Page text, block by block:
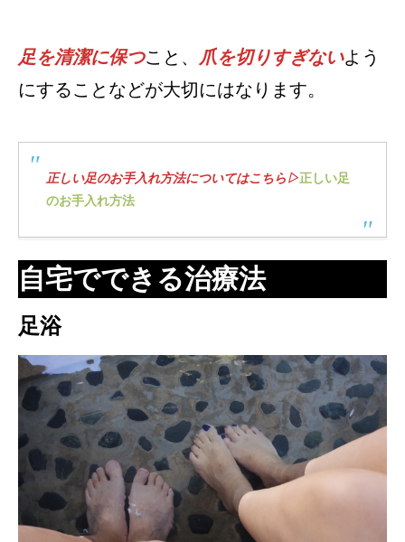
足を清潔に保つこと、 爪を切りすぎないよう
にすることなどが大切にはなります。
正しい足のお手入れ方法についてはこちら▷正しい足
のお手入れ方法
自宅でできる治療法
足浴